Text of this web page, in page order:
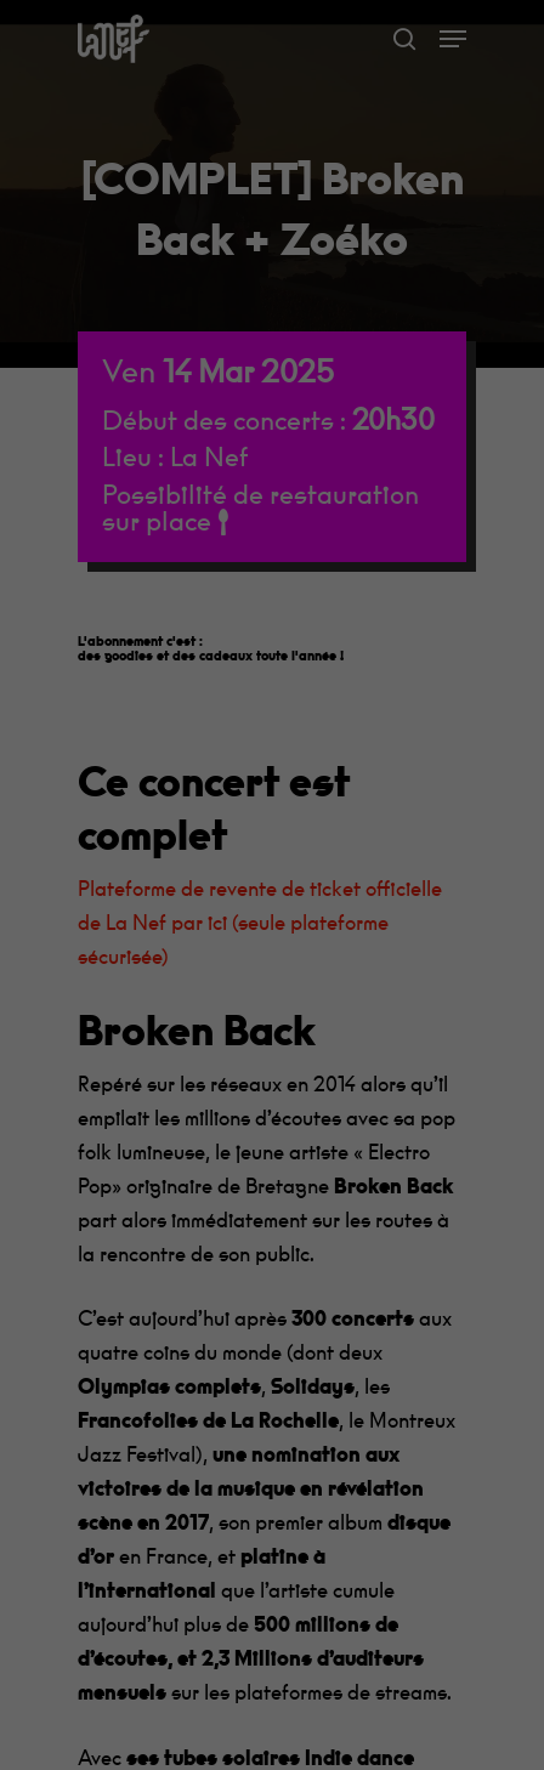
search
Menu
[COMPLET] Broken
Back + Zoéko
Ven 14 Mar 2025
Début des concerts : 20h30
Lieu : La Nef
Possibilité de restauration
sur place
L'abonnement c'est :
des goodies et des cadeaux toute l'année
!
Ce concert est
complet
Plateforme de revente de ticket officielle
de La Nef par ici (seule plateforme
sécurisée)
Broken Back
Repéré sur les réseaux en 2014 alors qu’il
empilait les millions d’écoutes avec sa pop
folk lumineuse, le jeune artiste « Electro
Pop» originaire de Bretagne Broken Back
part alors immédiatement sur les routes à
la rencontre de son public.
C’est aujourd’hui après300 concerts aux
quatre coins du monde (dont deux
Olympias complets,Solidays, les
Francofolies de La Rochelle, le Montreux
Jazz Festival),une nomination aux
victoires de la musique en révélation
scène en 2017, son premier albumdisque
d’or en France, et platine à
l’international que l’artiste cumule
aujourd’hui plus de 500 millions de
d’écoutes, et 2,3 Millions d’auditeurs
mensuelssur les plateformes de streams.
Avecses tubes solaires Indie dance